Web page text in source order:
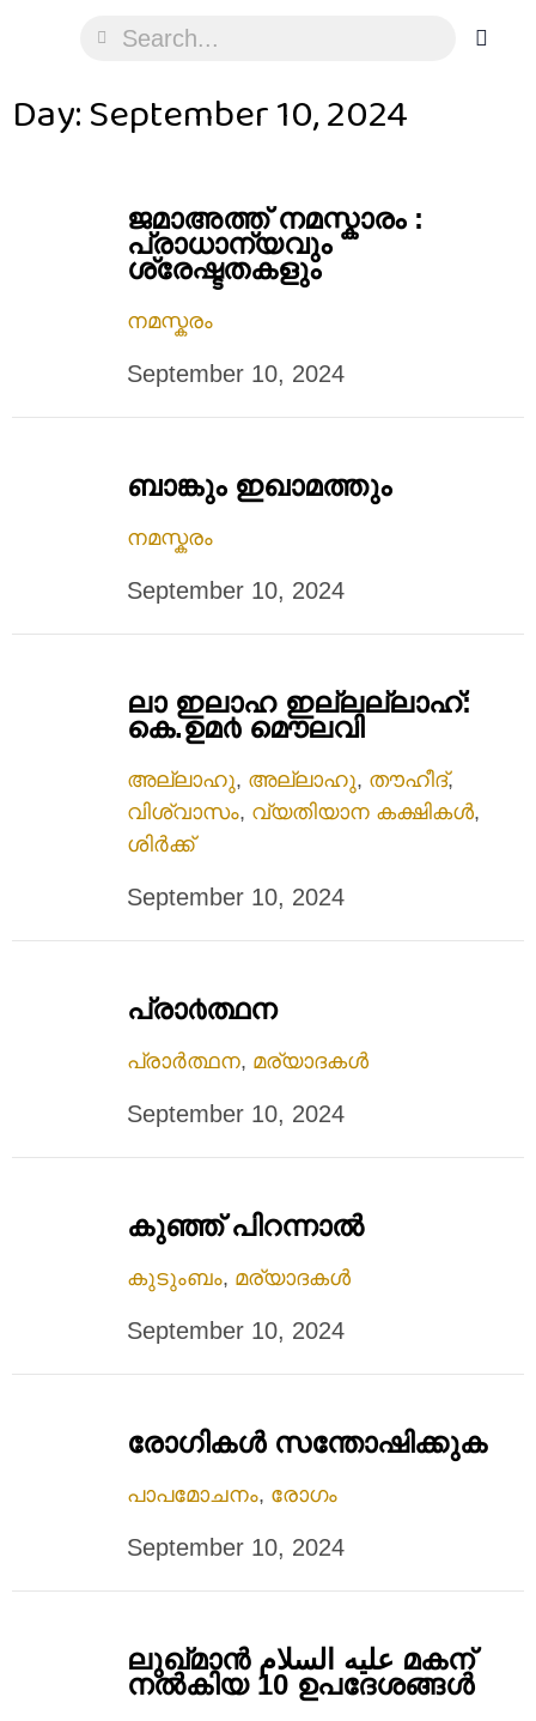
Day: September 10, 2024
ജമാഅത്ത് നമസ്കാരം :
പ്രാധാന്യവും
ശ്രേഷ്ടതകളും
നമസ്കരം
September 10, 2024
ബാങ്കും ഇഖാമത്തും
നമസ്കരം
September 10, 2024
ലാ ഇലാഹ ഇല്ലല്ലാഹ്:
കെ.ഉമ൪ മൌലവി
അല്ലാഹു, അല്ലാഹു, തൗഹീദ്,
വിശ്വാസം, വ്യതിയാന കക്ഷികൾ,
ശിർക്ക്
September 10, 2024
പ്രാ൪ത്ഥന
പ്രാർത്ഥന, മര്യാദകൾ
September 10, 2024
കുഞ്ഞ് പിറന്നാല്‍
കുടുംബം, മര്യാദകൾ
September 10, 2024
രോഗികള്‍ സന്തോഷിക്കുക
പാപമോചനം, രോഗം
September 10, 2024
ലുഖ്മാന്‍ عليه السلام മകന്
നല്‍കിയ 10 ഉപദേശങ്ങള്‍